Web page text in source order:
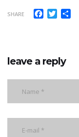
SHARE Facebook
Twitter
leave a reply